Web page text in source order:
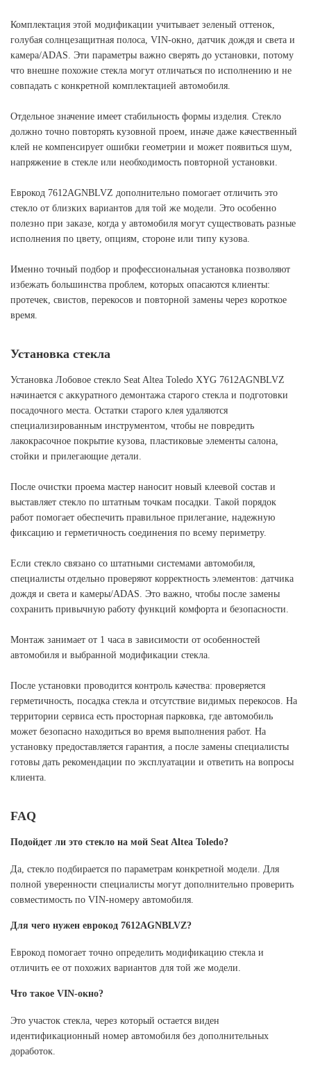
Комплектация этой модификации учитывает зеленый оттенок,
голубая солнцезащитная полоса, VIN-окно, датчик дождя и света и
камера/ADAS. Эти параметры важно сверять до установки, потому
что внешне похожие стекла могут отличаться по исполнению и не
совпадать с конкретной комплектацией автомобиля.
Отдельное значение имеет стабильность формы изделия. Стекло
должно точно повторять кузовной проем, иначе даже качественный
клей не компенсирует ошибки геометрии и может появиться шум,
напряжение в стекле или необходимость повторной установки.
Еврокод 7612AGNBLVZ дополнительно помогает отличить это
стекло от близких вариантов для той же модели. Это особенно
полезно при заказе, когда у автомобиля могут существовать разные
исполнения по цвету, опциям, стороне или типу кузова.
Именно точный подбор и профессиональная установка позволяют
избежать большинства проблем, которых опасаются клиенты:
протечек, свистов, перекосов и повторной замены через короткое
время.
Установка стекла
Установка Лобовое стекло Seat Altea Toledo XYG 7612AGNBLVZ
начинается с аккуратного демонтажа старого стекла и подготовки
посадочного места. Остатки старого клея удаляются
специализированным инструментом, чтобы не повредить
лакокрасочное покрытие кузова, пластиковые элементы салона,
стойки и прилегающие детали.
После очистки проема мастер наносит новый клеевой состав и
выставляет стекло по штатным точкам посадки. Такой порядок
работ помогает обеспечить правильное прилегание, надежную
фиксацию и герметичность соединения по всему периметру.
Если стекло связано со штатными системами автомобиля,
специалисты отдельно проверяют корректность элементов: датчика
дождя и света и камеры/ADAS. Это важно, чтобы после замены
сохранить привычную работу функций комфорта и безопасности.
Монтаж занимает от 1 часа в зависимости от особенностей
автомобиля и выбранной модификации стекла.
После установки проводится контроль качества: проверяется
герметичность, посадка стекла и отсутствие видимых перекосов. На
территории сервиса есть просторная парковка, где автомобиль
может безопасно находиться во время выполнения работ. На
установку предоставляется гарантия, а после замены специалисты
готовы дать рекомендации по эксплуатации и ответить на вопросы
клиента.
FAQ
Подойдет ли это стекло на мой Seat Altea Toledo?
Да, стекло подбирается по параметрам конкретной модели. Для
полной уверенности специалисты могут дополнительно проверить
совместимость по VIN-номеру автомобиля.
Для чего нужен еврокод 7612AGNBLVZ?
Еврокод помогает точно определить модификацию стекла и
отличить ее от похожих вариантов для той же модели.
Что такое VIN-окно?
Это участок стекла, через который остается виден
идентификационный номер автомобиля без дополнительных
доработок.